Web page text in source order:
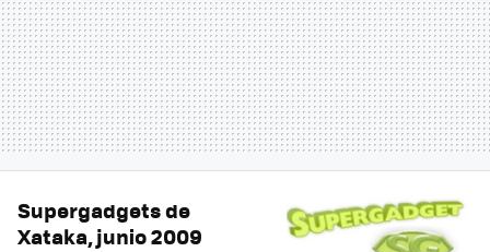
Supergadgets de
Xataka, junio 2009